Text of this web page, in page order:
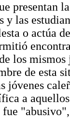
presentan
y las
o actúa
los
de esta
jóvenes
a